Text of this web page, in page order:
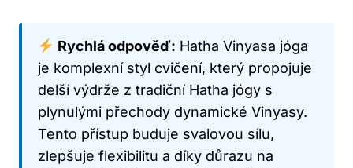
Rychlá odpověď: Hatha Vinyasa jóga
je komplexní styl cvičení, který propojuje
delší výdrže z tradiční Hatha jógy s
plynulými přechody dynamické Vinyasy.
Tento přístup buduje svalovou sílu,
zlepšuje flexibilitu a díky důrazu na